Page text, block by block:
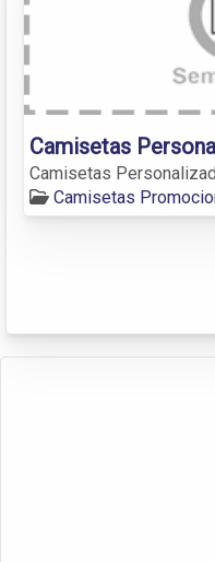
Camisetas
Camisetas
Camisetas